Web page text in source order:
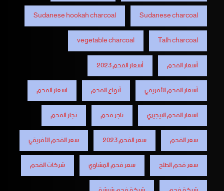
Sudanese charcoal
Sudanese hookah charcoal
Talh charcoal
vegetable charcoal
أسعار الفحم
أسعار الفحم 2023
أسعار الفحم الأفريقي
أنواع الفحم
اسعار الفحم
اسعار الفحم النيجيري
تاجر فحم
تجار الفحم
سعر الفحم
سعر الفحم 2023
سعر الفحم الأفريقي
سعر فحم الطلح
سعر فحم المشاوي
شركات الفحم